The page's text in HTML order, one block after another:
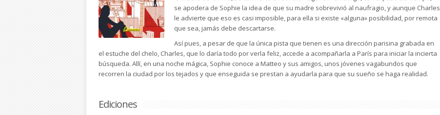
se apodera de Sophie la idea de que su madre sobrevivió al naufragio, y aunque Charles
le advierte que eso es casi imposible, para ella si existe «alguna» posibilidad, por remota
que sea, jamás debe descartarse.
Así pues, a pesar de que la única pista que tienen es una dirección parisina grabada en
el estuche del chelo, Charles, que lo daría todo por verla feliz, accede a acompañarla a París para iniciar la incierta
búsqueda. Allí, en una noche mágica, Sophie conoce a Matteo y sus amigos, unos jóvenes vagabundos que
recorren la ciudad por los tejados y que enseguida se prestan a ayudarla para que su sueño se haga realidad.
Ediciones